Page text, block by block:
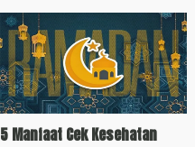
5 Manfaat Cek Kesehatan